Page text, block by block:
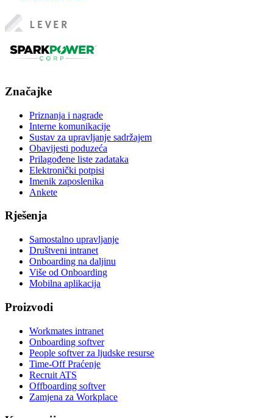
Značajke
Priznanja i nagrade
Interne komunikacije
Sustav za upravljanje sadržajem
Obavijesti poduzeća
Prilagođene liste zadataka
Elektronički potpisi
Imenik zaposlenika
Ankete
Rješenja
Samostalno upravljanje
Društveni intranet
Onboarding na daljinu
Više od Onboarding
Mobilna aplikacija
Proizvodi
Workmates intranet
Onboarding softver
People softver za ljudske resurse
Time-Off Praćenje
Recruit ATS
Offboarding softver
Zamjena za Workplace